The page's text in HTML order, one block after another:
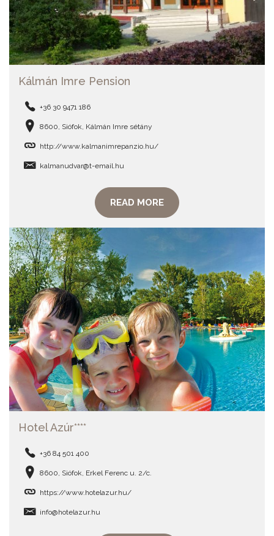
Kálmán Imre Pension
+36 30 9471 186
8600, Siófok, Kálmán Imre sétány
http://www.kalmanimrepanzio.hu/
kalmanudvar@t-email.hu
READ MORE
Hotel Azúr****
+36 84 501 400
8600, Siófok, Erkel Ferenc u. 2/c.
https://www.hotelazur.hu/
info@hotelazur.hu